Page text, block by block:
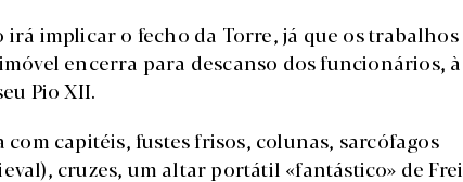
implicar o fecho da Torre, já que os trabalhos
encerra para descanso dos funcionários, à
Pio XII.
capitéis, fustes frisos, colunas, sarcófagos
cruzes, um altar portátil «fantástico» de Frei